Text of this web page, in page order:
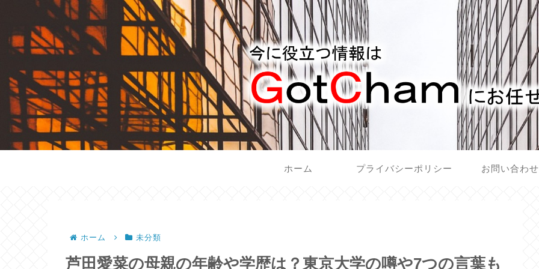
ホーム プライバシーポリシー お問い合わせ
ホーム 未分類
芦田愛菜の母親の年齢や学歴は？東京大学の噂や7つの言葉も